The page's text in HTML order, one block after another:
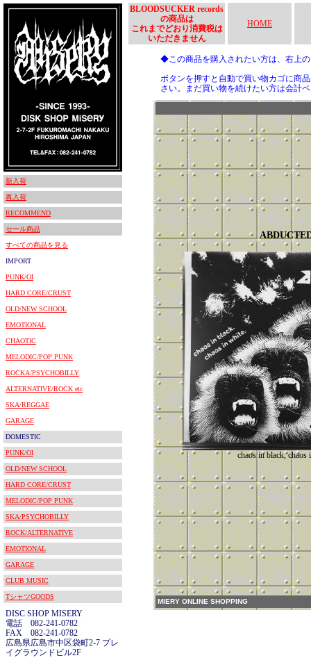
新入荷
再入荷
RECOMMEND
セール商品
すべての商品を見る
IMPORT
PUNK/OI
HARD CORE/CRUST
OLD/NEW SCHOOL
EMOTIONAL
CHAOTIC
MELODIC/POP PUNK
ROCKA/PSYCHOBILLY
ALTERNATIVE/ROCK etc
SKA/REGGAE
GARAGE
DOMESTIC
PUNK/OI
OLD/NEW SCHOOL
HARD CORE/CRUST
MELODIC/POP PUNK
SKA/PSYCHOBILLY
ROCK/ALTERNATIVE
EMOTIONAL
GARAGE
CLUB MUSIC
TシャツGOODS
DISC SHOP MISERY
電話 082-241-0782
FAX 082-241-0782
広島県広島市中区袋町2-7 プレ
イグラウンドビル2F
BLOODSUCKER records
の商品は
これまでどおり消費税は
いただきません
HOME
◆この商品を購入されたい方は、右上
ボタンを押すと自動で買い物カゴに商
さい。まだ買い物を続けたい方は会計
chaos in black, chaos
MIERY ONLINE SHOPPING